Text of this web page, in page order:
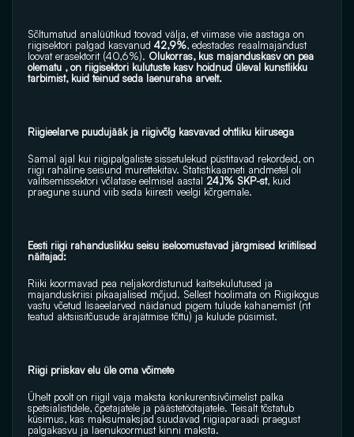
Sõltumatud analüütikud toovad välja, et viimase viie aastaga on
riigisektori palgad kasvanud 42,9%, edestades reaalmajandust
loovat erasektorit (40,6%). Olukorras, kus majanduskasv on pea
olematu , on riigisektori kulutuste kasv hoidnud üleval kunstlikku
tarbimist, kuid teinud seda laenuraha arvelt.
Riigieelarve puudujääk ja riigivõlg kasvavad ohtliku kiirusega
Samal ajal kui riigipalgaliste sissetulekud püstitavad rekordeid, on
riigi rahaline seisund murettekitav. Statistikaameti andmetel oli
valitsemissektori võlatase eelmisel aastal 24,1% SKP-st, kuid
praegune suund viib seda kiiresti veelgi kõrgemale.
Eesti riigi rahanduslikku seisu iseloomustavad järgmised kriitilised
näitajad:
Riiki koormavad pea neljakordistunud kaitsekulutused ja
majanduskriisi pikaajalised mõjud. Sellest hoolimata on Riigikogus
vastu võetud lisaeelarved näidanud pigem tulude kahanemist (nt
teatud aktsiisitõusude ärajätmise tõttu) ja kulude püsimist.
Riigi priiskav elu üle oma võimete
Ühelt poolt on riigil vaja maksta konkurentsivõimelist palka
spetsialistidele, õpetajatele ja päästetöötajatele. Teisalt tõstatub
küsimus, kas maksumaksjad suudavad riigiaparaadi praegust
palgakasvu ja laenukoormust kinni maksta.